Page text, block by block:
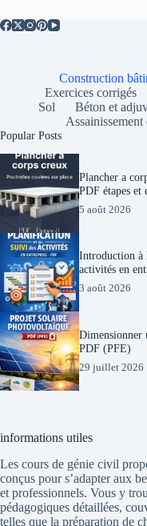
Construction
Exercices corrigés
Sol
Béton et
Popular Posts
Plancher a
PDF étapes et
5 août 2026
Introduction à
activités en
3 août 2026
Dimensionner
PDF (PFE)
29 juillet 2026
informations utiles
Les cours de génie civil
conçus pour s’adapter aux
et professionnels. Vous y
pédagogiques détaillées,
telles que la préparation de